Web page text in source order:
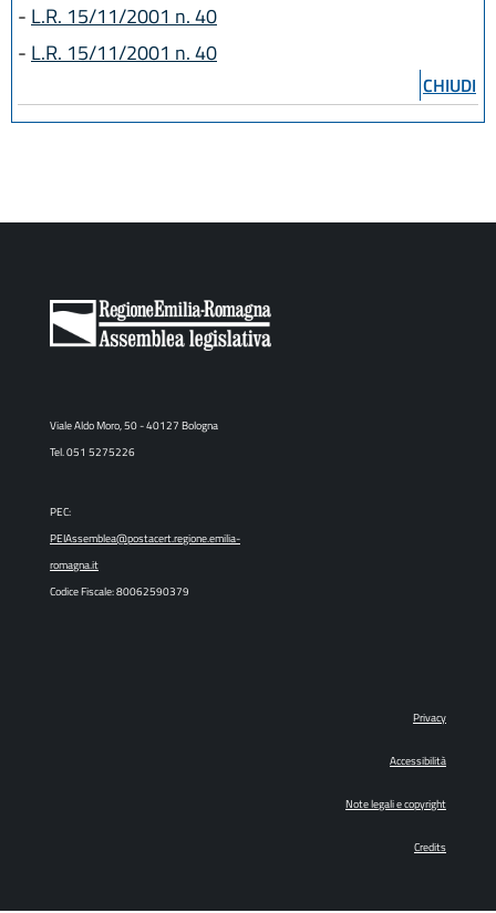
- L.R. 15/11/2001 n. 40
- L.R. 15/11/2001 n. 40
CHIUDI
Viale Aldo Moro, 50 - 40127 Bologna
Tel. 051 5275226
PEC:
PEIAssemblea@postacert.regione.emilia-
romagna.it
Codice Fiscale: 80062590379
Privacy
Accessibilità
Note legali e copyright
Credits